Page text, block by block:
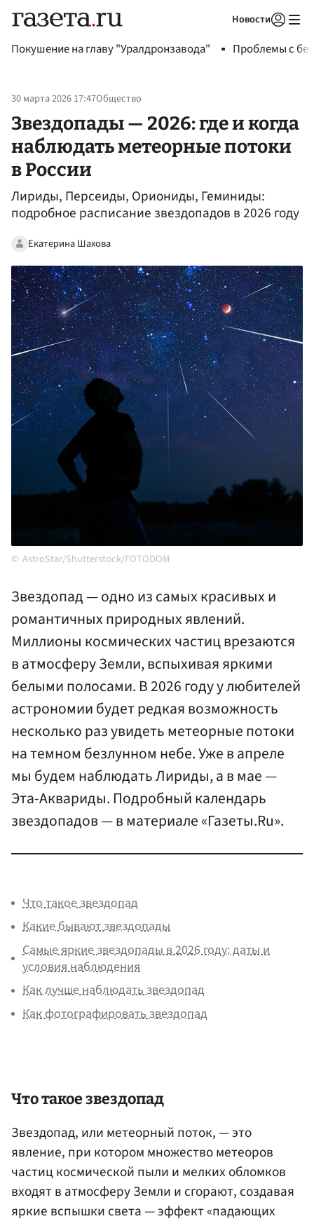
Новости
Покушение на главу "Уралдронзавода" Проблемы с
30 марта 2026 17:47Общество
Звездопады — 2026: где и когда
наблюдать метеорные потоки
в России
Лириды, Персеиды, Ориониды, Геминиды:
подробное расписание звездопадов в 2026 году
Екатерина Шахова
AstroStar/Shutterstock/FOTODOM
Звездопад — одно из самых красивых и
романтичных природных явлений.
Миллионы космических частиц врезаются
в атмосферу Земли, вспыхивая яркими
белыми полосами. В 2026 году у любителей
астрономии будет редкая возможность
несколько раз увидеть метеорные потоки
на темном безлунном небе. Уже в апреле
мы будем наблюдать Лириды, а в мае —
Эта-Аквариды. Подробный календарь
звездопадов — в материале «Газеты.Ru».
Что такое звездопад
Какие бывают звездопады
Самые яркие звездопады в 2026 году: даты и
условия наблюдения
Как лучше наблюдать звездопад
Как фотографировать звездопад
Что такое звездопад
Звездопад, или метеорный поток, — это
явление, при котором множество метеоров
частиц космической пыли и мелких обломков
входят в атмосферу Земли и сгорают, создавая
яркие вспышки света — эффект «падающих